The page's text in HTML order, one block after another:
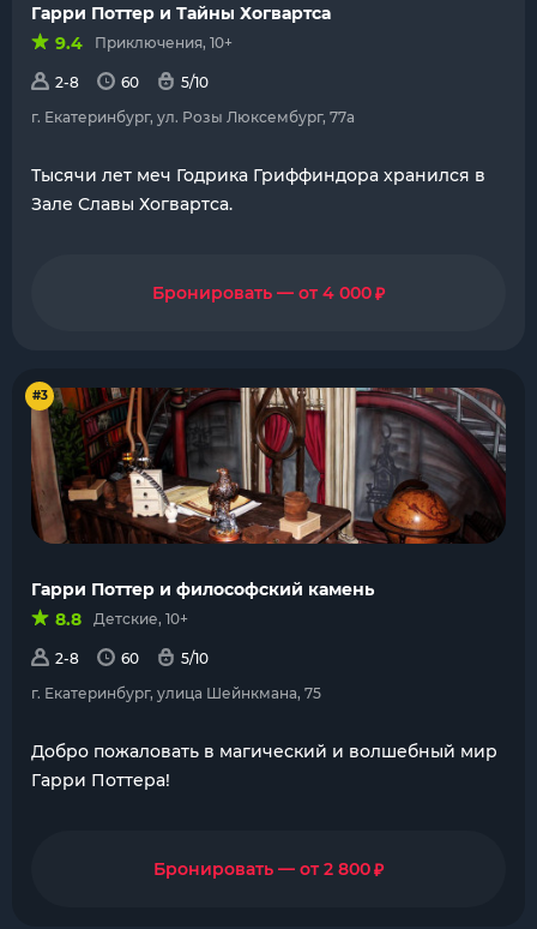
Гарри Поттер и Тайны Хогвартса
9.4
Приключения, 10+
2-8 60
5/10
г. Екатеринбург, ул. Розы Люксембург, 77а
Тысячи лет меч Годрика Гриффиндора хранился в
Зале Славы Хогвартса.
Бронировать — от 4 000₽
#3
Гарри Поттер и философский камень
8.8
Детские, 10+
2-8 60
5/10
г. Екатеринбург, улица Шейнкмана, 75
Добро пожаловать в магический и волшебный мир
Гарри Поттера!
Бронировать — от 2 800₽